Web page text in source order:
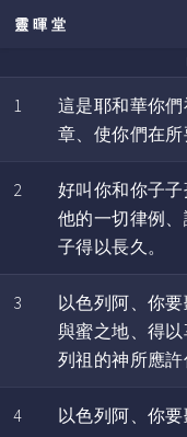
靈暉堂
1
這是耶和華你
章、使你們在
2
好叫你和你子
他的一切律例
子得以長久。
3
以色列阿、你
與蜜之地、得
列祖的神所應許
4 以色列阿、你要